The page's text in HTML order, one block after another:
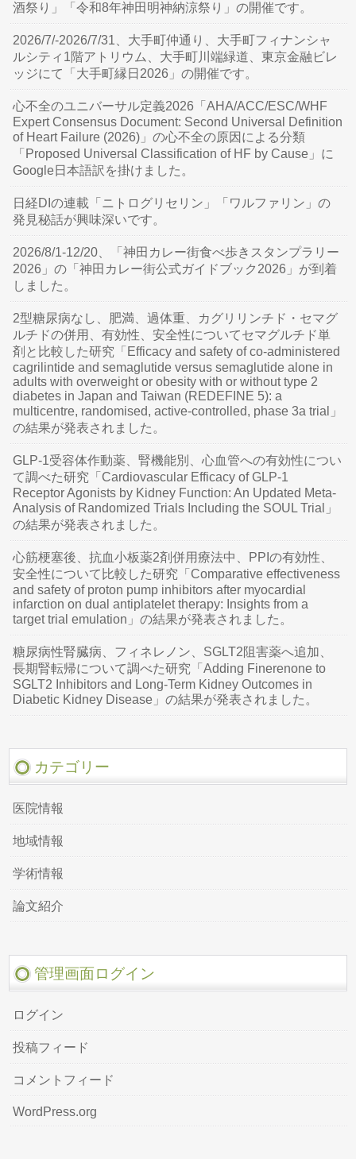
酒祭り」「令和8年神田明神納涼祭り」の開催です。
2026/7/-2026/7/31、大手町仲通り、大手町フィナンシャ
ルシティ1階アトリウム、大手町川端緑道、東京金融ビレ
ッジにて「大手町縁日2026」の開催です。
心不全のユニバーサル定義2026「AHA/ACC/ESC/WHF
Expert Consensus Document: Second Universal Definition
of Heart Failure (2026)」の心不全の原因による分類
「Proposed Universal Classification of HF by Cause」に
Google日本語訳を掛けました。
日経DIの連載「ニトログリセリン」「ワルファリン」の
発見秘話が興味深いです。
2026/8/1-12/20、「神田カレー街食べ歩きスタンプラリー
2026」の「神田カレー街公式ガイドブック2026」が到着
しました。
2型糖尿病なし、肥満、過体重、カグリリンチド・セマグ
ルチドの併用、有効性、安全性についてセマグルチド単
剤と比較した研究「Efficacy and safety of co-administered
cagrilintide and semaglutide versus semaglutide alone in
adults with overweight or obesity with or without type 2
diabetes in Japan and Taiwan (REDEFINE 5): a
multicentre, randomised, active-controlled, phase 3a trial」
の結果が発表されました。
GLP-1受容体作動薬、腎機能別、心血管への有効性につい
て調べた研究「Cardiovascular Efficacy of GLP-1
Receptor Agonists by Kidney Function: An Updated Meta-
Analysis of Randomized Trials Including the SOUL Trial」
の結果が発表されました。
心筋梗塞後、抗血小板薬2剤併用療法中、PPIの有効性、
安全性について比較した研究「Comparative effectiveness
and safety of proton pump inhibitors after myocardial
infarction on dual antiplatelet therapy: Insights from a
target trial emulation」の結果が発表されました。
糖尿病性腎臓病、フィネレノン、SGLT2阻害薬へ追加、
長期腎転帰について調べた研究「Adding Finerenone to
SGLT2 Inhibitors and Long-Term Kidney Outcomes in
Diabetic Kidney Disease」の結果が発表されました。
カテゴリー
医院情報
地域情報
学術情報
論文紹介
管理画面ログイン
ログイン
投稿フィード
コメントフィード
WordPress.org